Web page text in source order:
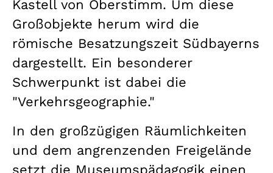
Kastell von Oberstimm. Um diese
Großobjekte herum wird die
römische Besatzungszeit Südbayerns
dargestellt. Ein besonderer
Schwerpunkt ist dabei die
"Verkehrsgeographie."
In den großzügigen Räumlichkeiten
und dem angrenzenden Freigelände
setzt die Museumspädagogik einen